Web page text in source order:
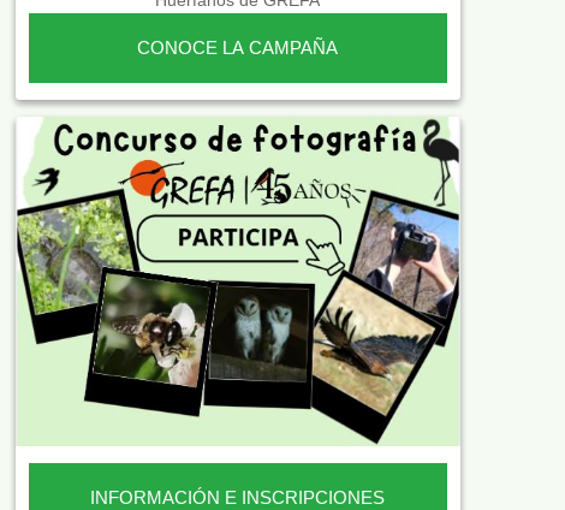
CONOCE LA CAMPAÑA
INFORMACIÓN E INSCRIPCIONES